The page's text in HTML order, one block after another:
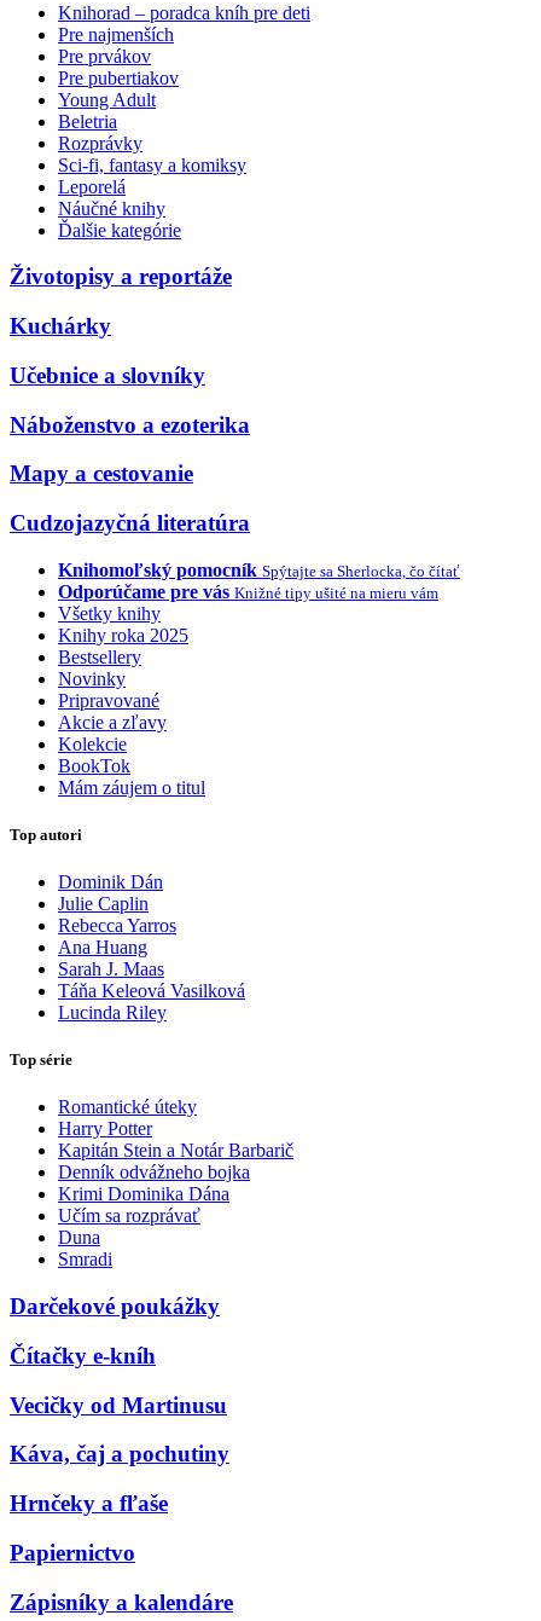
Knihorad – poradca kníh pre deti
Pre najmenších
Pre prvákov
Pre pubertiakov
Young Adult
Beletria
Rozprávky
Sci-fi, fantasy a komiksy
Leporelá
Náučné knihy
Ďalšie kategórie
Životopisy a reportáže
Kuchárky
Učebnice a slovníky
Náboženstvo a ezoterika
Mapy a cestovanie
Cudzojazyčná literatúra
Knihomoľský pomocník Spýtajte sa Sherlocka, čo čítať
Odporúčame pre vás Knižné tipy ušité na mieru vám
Všetky knihy
Knihy roka 2025
Bestsellery
Novinky
Pripravované
Akcie a zľavy
Kolekcie
BookTok
Mám záujem o titul
Top autori
Dominik Dán
Julie Caplin
Rebecca Yarros
Ana Huang
Sarah J. Maas
Táňa Keleová Vasilková
Lucinda Riley
Top série
Romantické úteky
Harry Potter
Kapitán Stein a Notár Barbarič
Denník odvážneho bojka
Krimi Dominika Dána
Učím sa rozprávať
Duna
Smradi
Darčekové poukážky
Čítačky e-kníh
Vecičky od Martinusu
Káva, čaj a pochutiny
Hrnčeky a fľaše
Papiernictvo
Zápisníky a kalendáre